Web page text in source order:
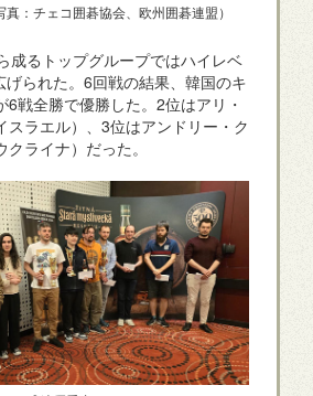
：チェコ囲碁協会、欧州囲碁連盟）
成るトップグループではハイレベ
げられた。6回戦の結果、韓国のキ
6戦全勝で優勝した。2位はアリ・
スラエル）、3位はアンドリー・ク
ライナ）だった。